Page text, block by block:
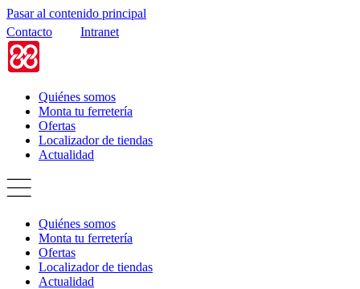
Pasar al contenido principal
Contacto
Intranet
Quiénes somos
Monta tu ferretería
Ofertas
Localizador de tiendas
Actualidad
Quiénes somos
Monta tu ferretería
Ofertas
Localizador de tiendas
Actualidad